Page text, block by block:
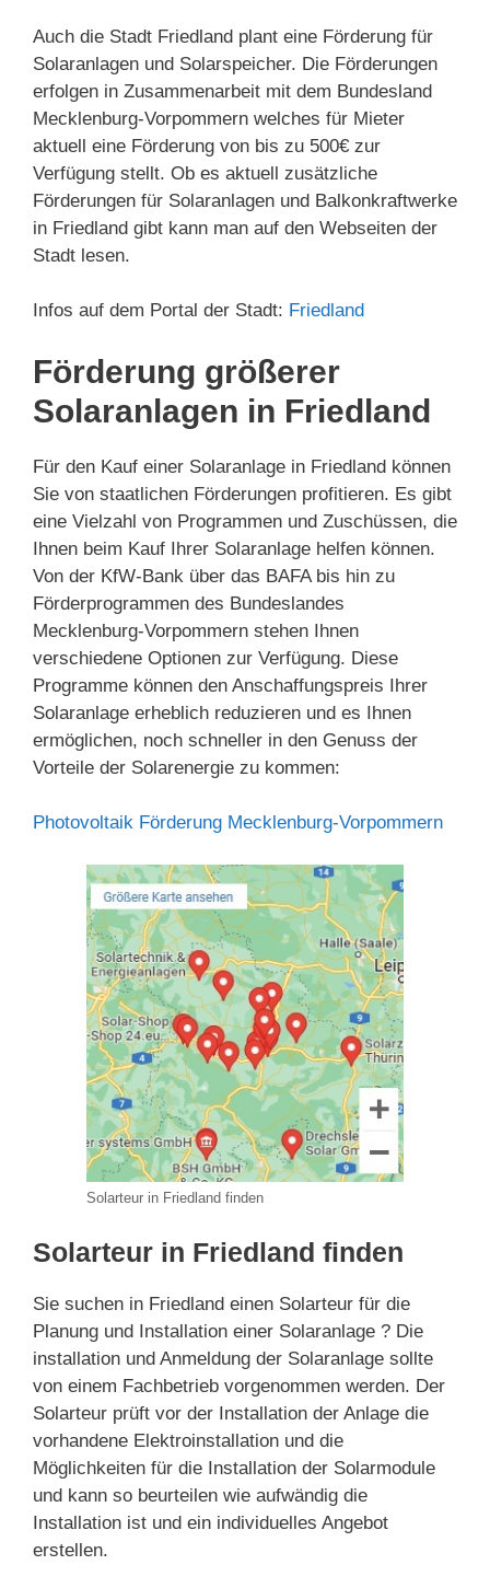
Auch die Stadt Friedland plant eine Förderung für
Solaranlagen und Solarspeicher. Die Förderungen
erfolgen in Zusammenarbeit mit dem Bundesland
Mecklenburg-Vorpommern welches für Mieter
aktuell eine Förderung von bis zu 500€ zur
Verfügung stellt. Ob es aktuell zusätzliche
Förderungen für Solaranlagen und Balkonkraftwerke
in Friedland gibt kann man auf den Webseiten der
Stadt lesen.
Infos auf dem Portal der Stadt: Friedland
Förderung größerer
Solaranlagen in Friedland
Für den Kauf einer Solaranlage in Friedland können
Sie von staatlichen Förderungen profitieren. Es gibt
eine Vielzahl von Programmen und Zuschüssen, die
Ihnen beim Kauf Ihrer Solaranlage helfen können.
Von der KfW-Bank über das BAFA bis hin zu
Förderprogrammen des Bundeslandes
Mecklenburg-Vorpommern stehen Ihnen
verschiedene Optionen zur Verfügung. Diese
Programme können den Anschaffungspreis Ihrer
Solaranlage erheblich reduzieren und es Ihnen
ermöglichen, noch schneller in den Genuss der
Vorteile der Solarenergie zu kommen:
Photovoltaik Förderung Mecklenburg-Vorpommern
Solarteur in Friedland finden
Solarteur in Friedland finden
Sie suchen in Friedland einen Solarteur für die
Planung und Installation einer Solaranlage ? Die
installation und Anmeldung der Solaranlage sollte
von einem Fachbetrieb vorgenommen werden. Der
Solarteur prüft vor der Installation der Anlage die
vorhandene Elektroinstallation und die
Möglichkeiten für die Installation der Solarmodule
und kann so beurteilen wie aufwändig die
Installation ist und ein individuelles Angebot
erstellen.